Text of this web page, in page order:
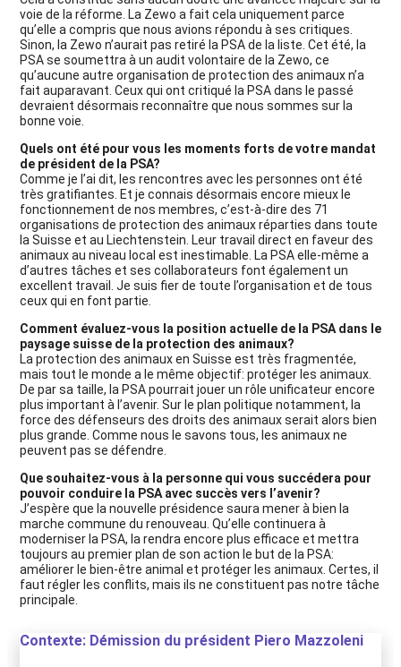
voie de la réforme. La Zewo a fait cela uniquement parce
qu’elle a compris que nous avions répondu à ses critiques.
Sinon, la Zewo n’aurait pas retiré la PSA de la liste. Cet été, la
PSA se soumettra à un audit volontaire de la Zewo, ce
qu’aucune autre organisation de protection des animaux n’a
fait auparavant. Ceux qui ont critiqué la PSA dans le passé
devraient désormais reconnaître que nous sommes sur la
bonne voie.
Quels ont été pour vous les moments forts de votre mandat
de président de la PSA?
Comme je l’ai dit, les rencontres avec les personnes ont été
très gratifiantes. Et je connais désormais encore mieux le
fonctionnement de nos membres, c’est-à-dire des 71
organisations de protection des animaux réparties dans toute
la Suisse et au Liechtenstein. Leur travail direct en faveur des
animaux au niveau local est inestimable. La PSA elle-même a
d’autres tâches et ses collaborateurs font également un
excellent travail. Je suis fier de toute l’organisation et de tous
ceux qui en font partie.
Comment évaluez-vous la position actuelle de la PSA dans le
paysage suisse de la protection des animaux?
La protection des animaux en Suisse est très fragmentée,
mais tout le monde a le même objectif: protéger les animaux.
De par sa taille, la PSA pourrait jouer un rôle unificateur encore
plus important à l’avenir. Sur le plan politique notamment, la
force des défenseurs des droits des animaux serait alors bien
plus grande. Comme nous le savons tous, les animaux ne
peuvent pas se défendre.
Que souhaitez-vous à la personne qui vous succédera pour
pouvoir conduire la PSA avec succès vers l’avenir?
J’espère que la nouvelle présidence saura mener à bien la
marche commune du renouveau. Qu’elle continuera à
moderniser la PSA, la rendra encore plus efficace et mettra
toujours au premier plan de son action le but de la PSA:
améliorer le bien-être animal et protéger les animaux. Certes, il
faut régler les conflits, mais ils ne constituent pas notre tâche
principale.
Contexte: Démission du président Piero Mazzoleni